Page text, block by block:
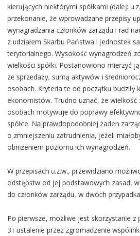
kierujących niektórymi spółkami (dalej:
przekonanie, że wprowadzane przepisy
wynagradzania członków zarządu i rad
z udziałem Skarbu Państwa i jednostek
terytorialnego. Wysokość wynagrodzeń
wielkości spółki. Postanowiono mierzyć
ze sprzedaży, sumą aktywów i
osobach. Kryteria te od początku budziły
ekonomistów. Trudno uznać, że wielkość
osobach motywuje do poprawy
spółce. Najprawdopodobniej żaden
o zmniejszeniu zatrudnienia, jeżeli
obniżeniem poziomu ich wynagrodzeń.
W przepisach u.z.w., przewidziano
odstępstw od jej podstawowych zasad,
do członków zarządu, w dwóch
Po pierwsze, możliwe jest skorzystanie z
3 i ustalenie przez zgromadzenie